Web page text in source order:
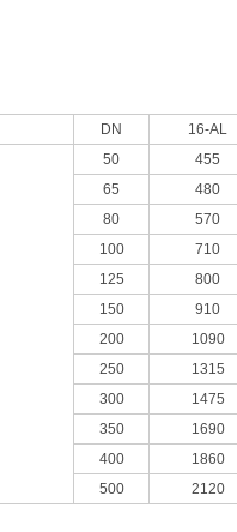
DN 16-AL
50 455
65
480
80
570
100
710
125
800
150
910
200
1090
250
1315
300
1475
350
1690
400
1860
500
2120